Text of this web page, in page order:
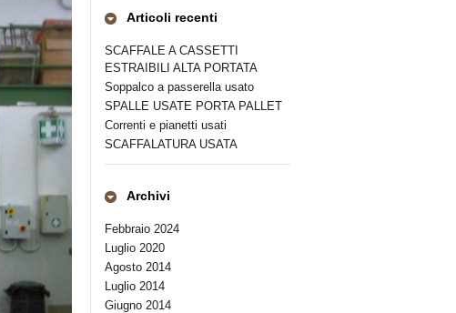
Articoli recenti
SCAFFALE A CASSETTI
ESTRAIBILI ALTA PORTATA
Soppalco a passerella usato
SPALLE USATE PORTA PALLET
Correnti e pianetti usati
SCAFFALATURA USATA
Archivi
Febbraio 2024
Luglio 2020
Agosto 2014
Luglio 2014
Giugno 2014